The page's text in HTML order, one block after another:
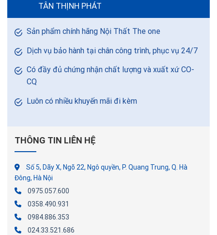
TÂN THỊNH PHÁT
Sản phẩm chính hãng Nội Thất The one
Dịch vụ bảo hành tại chân công trình, phục vụ 24/7
Có đầy đủ chứng nhận chất lượng và xuất xứ CO-
CQ
Luôn có nhiều khuyến mãi đi kèm
THÔNG TIN LIÊN HỆ
Số 5, Dãy X, Ngõ 22, Ngô quyền, P. Quang Trung, Q. Hà
Đông, Hà Nội
0975.057.600
0358.490.931
0984.886.353
024.33.521.686